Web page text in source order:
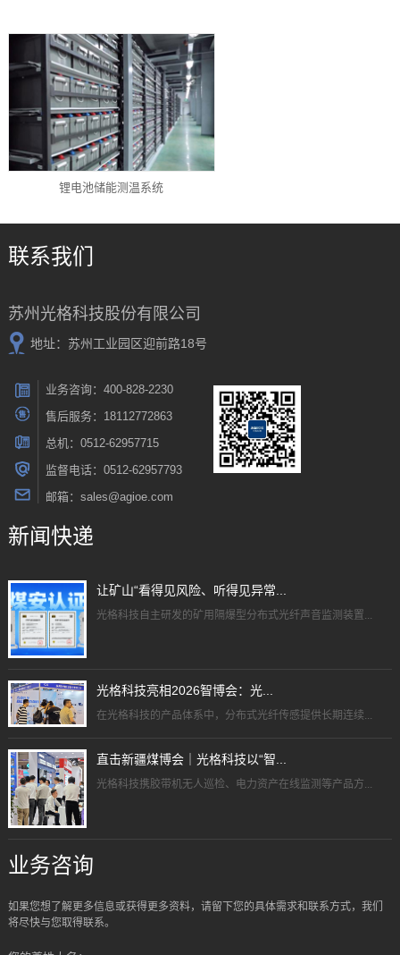
锂电池储能测温系统
联系我们
苏州光格科技股份有限公司
地址：苏州工业园区迎前路18号
业务咨询：400-828-2230
售后服务：18112772863
总机：0512-62957715
监督电话：0512-62957793
邮箱：sales@agioe.com
新闻快递
让矿山“看得见风险、听得见异常...
光格科技自主研发的矿用隔爆型分布式光纤声音监测装置...
光格科技亮相2026智博会：光...
在光格科技的产品体系中，分布式光纤传感提供长期连续...
直击新疆煤博会｜光格科技以“智...
光格科技携胶带机无人巡检、电力资产在线监测等产品方...
业务咨询
如果您想了解更多信息或获得更多资料，请留下您的具体需求和联系方式，我们
将尽快与您取得联系。